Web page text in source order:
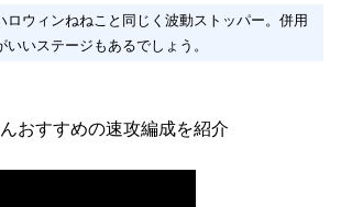
ロウィンねねこと同じく波動ストッパー。併用
いいステージもあるでしょう。
おすすめの速攻編成を紹介